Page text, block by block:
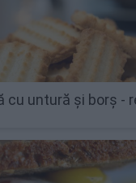
cu untură și borș -